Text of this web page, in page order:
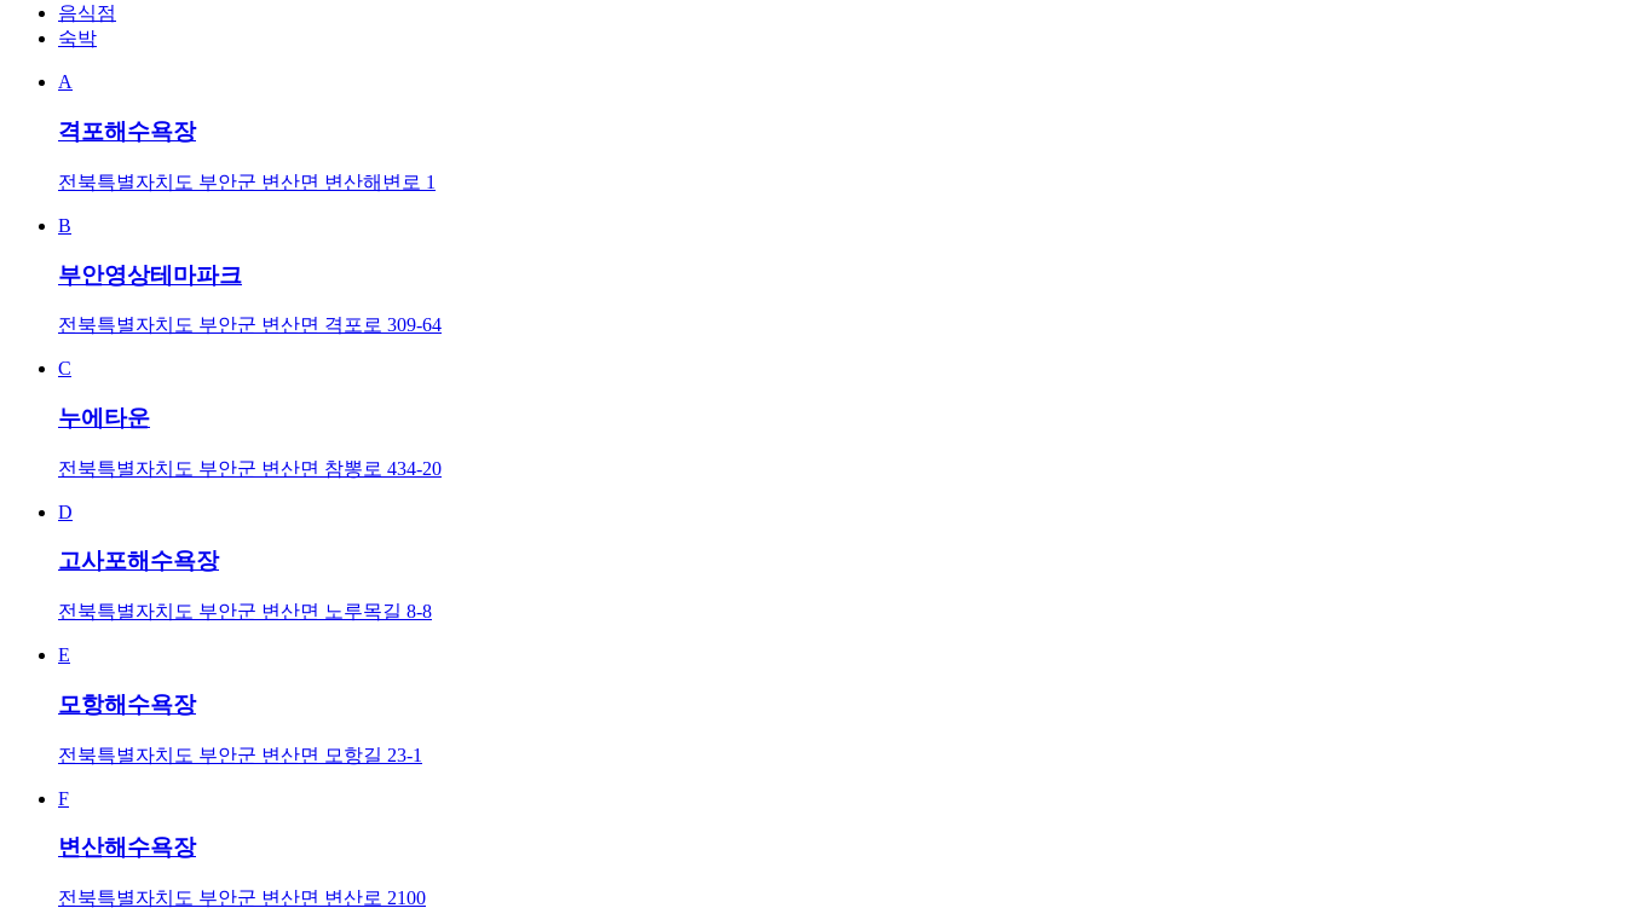
음식점
숙박
A
격포해수욕장
전북특별자치도 부안군 변산면 변산해변로 1
B
부안영상테마파크
전북특별자치도 부안군 변산면 격포로 309-64
C
누에타운
전북특별자치도 부안군 변산면 참뽕로 434-20
D
고사포해수욕장
전북특별자치도 부안군 변산면 노루목길 8-8
E
모항해수욕장
전북특별자치도 부안군 변산면 모항길 23-1
F
변산해수욕장
전북특별자치도 부안군 변산면 변산로 2100